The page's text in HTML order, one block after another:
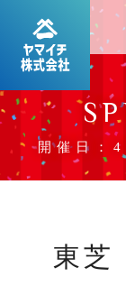
開催日：
東芝